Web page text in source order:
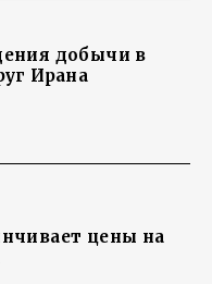
добычи в
Ирана
цены на